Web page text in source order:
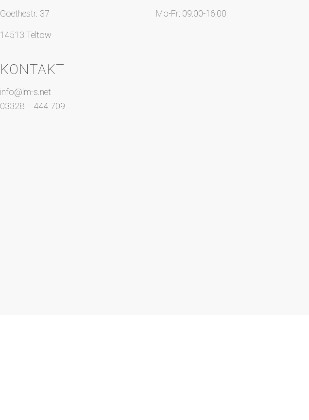
Goethestr. 37
14513 Teltow
KONTAKT
info@lm-s.net
03328 – 444 709
Mo-Fr: 09:00-16:00